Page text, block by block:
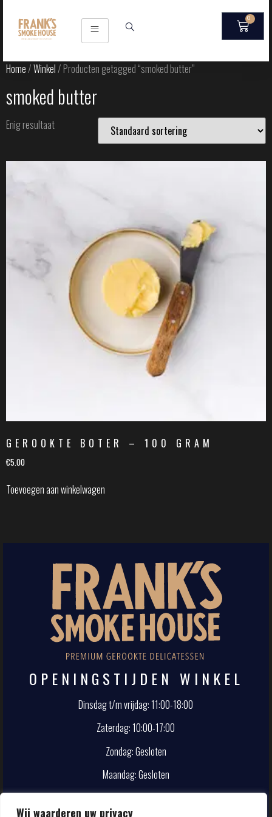
Wij waarderen uw privacy
0
Home/Winkel/ Producten getagged “smoked butter”
smoked butter
Enig resultaat
GEROOKTE BOTER – 100 GRAM
€5.00
Toevoegen aan winkelwagen
OPENINGSTIJDEN WINKEL
Dinsdag t/m vrijdag: 11:00-18:00
Zaterdag: 10:00-17:00
Zondag: Gesloten
Maandag: Gesloten
CONTACT